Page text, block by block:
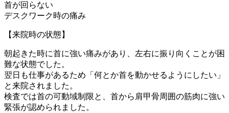
首が回らない
デスクワーク時の痛み
【来院時の状態】
朝起きた時に首に強い痛みがあり、左右に振り向くことが困
難な状態でした。
翌日も仕事があるため「何とか首を動かせるようにしたい」
と来院されました。
検査では首の可動域制限と、首から肩甲骨周囲の筋肉に強い
緊張が認められました。